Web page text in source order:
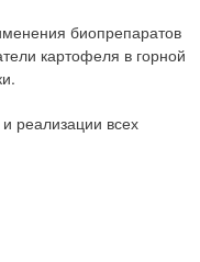
биопрепаратов
картофеля в горной
реализации всех